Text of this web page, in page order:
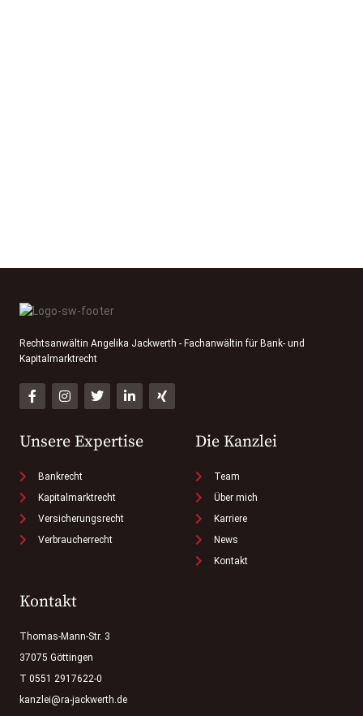
Rechtsanwältin Angelika Jackwerth - Fachanwältin für Bank- und
Kapitalmarktrecht
Unsere Expertise
Bankrecht
Kapitalmarktrecht
Versicherungsrecht
Verbraucherrecht
Die Kanzlei
Team
Über mich
Karriere
News
Kontakt
Kontakt
Thomas-Mann-Str. 3
37075 Göttingen
T 0551 2917622-0
kanzlei@ra-jackwerth.de